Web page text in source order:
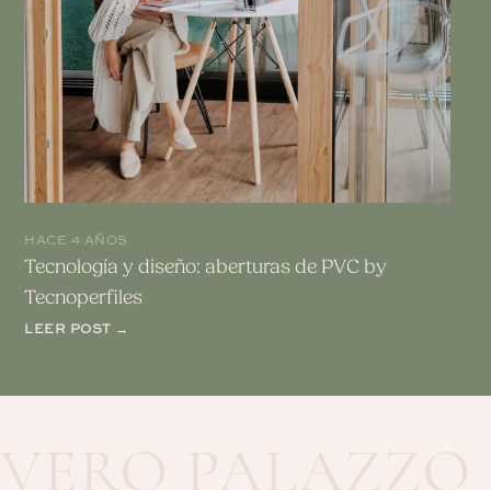
HACE 4 AÑOS
Tecnología y diseño: aberturas de PVC by
Tecnoperfiles
LEER POST →